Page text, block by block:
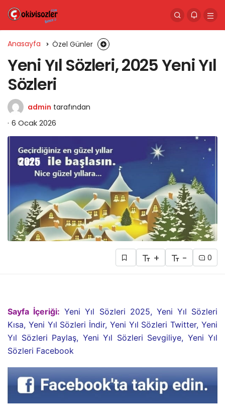
Anasayfa Özel Günler
Yeni Yıl Sözleri, 2025 Yeni Yıl
Sözleri
admin tarafından
6 Ocak 2026
+ - 0
Sayfa İçeriği: Yeni Yıl Sözleri 2025, Yeni Yıl Sözleri
Kısa, Yeni Yıl Sözleri İndir, Yeni Yıl Sözleri Twitter, Yeni
Yıl Sözleri Paylaş, Yeni Yıl Sözleri Sevgiliye, Yeni Yıl
Sözleri Facebook